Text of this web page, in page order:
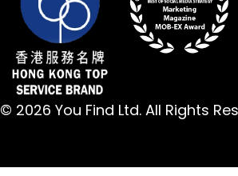
© 2026 You Find Ltd. All Rights